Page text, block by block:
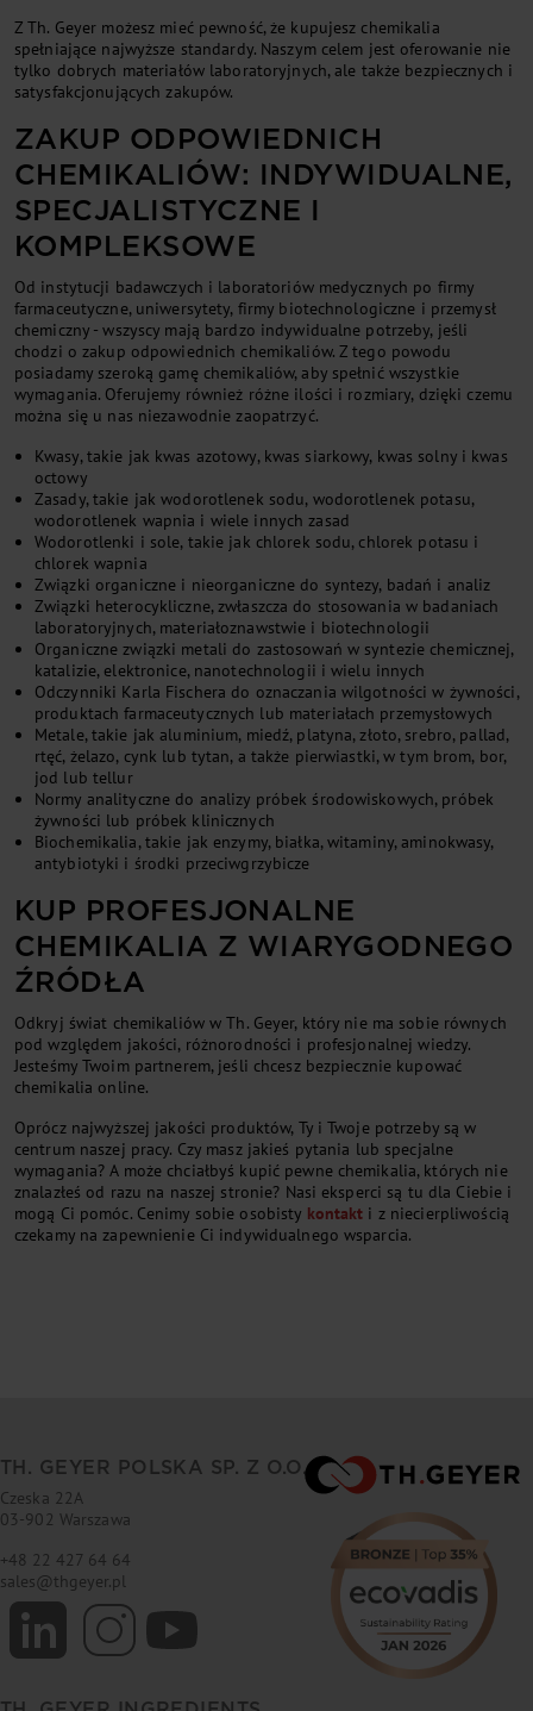
Z Th. Geyer możesz mieć pewność, że kupujesz chemikalia
spełniające najwyższe standardy. Naszym celem jest oferowanie nie
tylko dobrych materiałów laboratoryjnych, ale także bezpiecznych i
satysfakcjonujących zakupów.
ZAKUP ODPOWIEDNICH
CHEMIKALIÓW: INDYWIDUALNE,
SPECJALISTYCZNE I
KOMPLEKSOWE
Od instytucji badawczych i laboratoriów medycznych po firmy
farmaceutyczne, uniwersytety, firmy biotechnologiczne i przemysł
chemiczny - wszyscy mają bardzo indywidualne potrzeby, jeśli
chodzi o zakup odpowiednich chemikaliów. Z tego powodu
posiadamy szeroką gamę chemikaliów, aby spełnić wszystkie
wymagania. Oferujemy również różne ilości i rozmiary, dzięki czemu
można się u nas niezawodnie zaopatrzyć.
Kwasy, takie jak kwas azotowy, kwas siarkowy, kwas solny i kwas
octowy
Zasady, takie jak wodorotlenek sodu, wodorotlenek potasu,
wodorotlenek wapnia i wiele innych zasad
Wodorotlenki i sole, takie jak chlorek sodu, chlorek potasu i
chlorek wapnia
Związki organiczne i nieorganiczne do syntezy, badań i analiz
Związki heterocykliczne, zwłaszcza do stosowania w badaniach
laboratoryjnych, materiałoznawstwie i biotechnologii
Organiczne związki metali do zastosowań w syntezie chemicznej,
katalizie, elektronice, nanotechnologii i wielu innych
Odczynniki Karla Fischera do oznaczania wilgotności w żywności,
produktach farmaceutycznych lub materiałach przemysłowych
Metale, takie jak aluminium, miedź, platyna, złoto, srebro, pallad,
rtęć, żelazo, cynk lub tytan, a także pierwiastki, w tym brom, bor,
jod lub tellur
Normy analityczne do analizy próbek środowiskowych, próbek
żywności lub próbek klinicznych
Biochemikalia, takie jak enzymy, białka, witaminy, aminokwasy,
antybiotyki i środki przeciwgrzybicze
KUP PROFESJONALNE
CHEMIKALIA Z WIARYGODNEGO
ŹRÓDŁA
Odkryj świat chemikaliów w Th. Geyer, który nie ma sobie równych
pod względem jakości, różnorodności i profesjonalnej wiedzy.
Jesteśmy Twoim partnerem, jeśli chcesz bezpiecznie kupować
chemikalia online.
Oprócz najwyższej jakości produktów, Ty i Twoje potrzeby są w
centrum naszej pracy. Czy masz jakieś pytania lub specjalne
wymagania? A może chciałbyś kupić pewne chemikalia, których nie
znalazłeś od razu na naszej stronie? Nasi eksperci są tu dla Ciebie i
mogą Ci pomóc. Cenimy sobie osobisty kontakt i z niecierpliwością
czekamy na zapewnienie Ci indywidualnego wsparcia.
TH. GEYER POLSKA SP. Z O.O.
Czeska 22A
03-902 Warszawa
+48 22 427 64 64
sales@thgeyer.pl